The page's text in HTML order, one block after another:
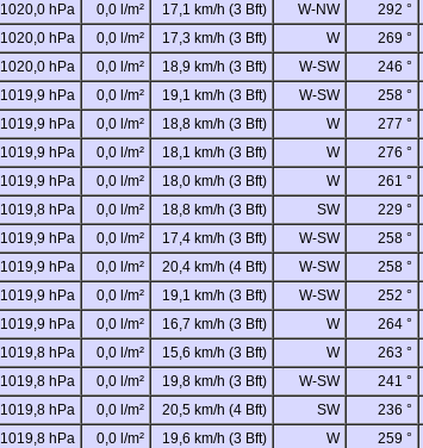
1020,0 hPa 0,0 l/m² 17,1 km/h (3 Bft) W-NW 292 °
1020,0 hPa 0,0 l/m² 17,3 km/h (3 Bft) W 269 °
1020,0 hPa 0,0 l/m² 18,9 km/h (3 Bft) W-SW 246 °
1019,9 hPa 0,0 l/m² 19,1 km/h (3 Bft) W-SW 258 °
1019,9 hPa 0,0 l/m² 18,8 km/h (3 Bft) W 277 °
1019,9 hPa 0,0 l/m² 18,1 km/h (3 Bft) W 276 °
1019,9 hPa 0,0 l/m² 18,0 km/h (3 Bft) W 261 °
1019,8 hPa 0,0 l/m² 18,8 km/h (3 Bft) SW 229 °
1019,9 hPa 0,0 l/m² 17,4 km/h (3 Bft) W-SW 258 °
1019,9 hPa 0,0 l/m² 20,4 km/h (4 Bft) W-SW 258 °
1019,9 hPa 0,0 l/m² 19,1 km/h (3 Bft) W-SW 252 °
1019,9 hPa 0,0 l/m² 16,7 km/h (3 Bft) W 264 °
1019,8 hPa 0,0 l/m² 15,6 km/h (3 Bft) W 263 °
1019,8 hPa 0,0 l/m² 19,8 km/h (3 Bft) W-SW 241 °
1019,8 hPa 0,0 l/m² 20,5 km/h (4 Bft) SW 236 °
1019,8 hPa 0,0 l/m² 19,6 km/h (3 Bft) W 259 °